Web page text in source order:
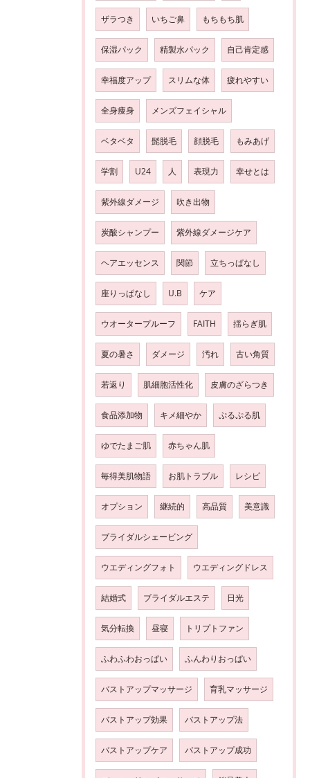
ザラつき いちご鼻 もちもち肌
保湿パック 精製水パック 自己肯定感
幸福度アップ スリムな体 疲れやすい
全身痩身 メンズフェイシャル
ベタベタ 髭脱毛 顔脱毛 もみあげ
学割 U24 人 表現力 幸せとは
紫外線ダメージ 吹き出物
炭酸シャンプー 紫外線ダメージケア
ヘアエッセンス 関節 立ちっぱなし
座りっぱなし U.B ケア
ウオータープルーフ FAITH 揺らぎ肌
夏の暑さ ダメージ 汚れ 古い角質
若返り 肌細胞活性化 皮膚のざらつき
食品添加物 キメ細やか ぷるぷる肌
ゆでたまご肌 赤ちゃん肌
毎得美肌物語 お肌トラブル レシピ
オプション 継続的 高品質 美意識
ブライダルシェービング
ウエディングフォト ウエディングドレス
結婚式 ブライダルエステ 日光
気分転換 昼寝 トリプトファン
ふわふわおっぱい ふんわりおっぱい
バストアップマッサージ 育乳マッサージ
バストアップ効果 バストアップ法
バストアップケア バストアップ成功